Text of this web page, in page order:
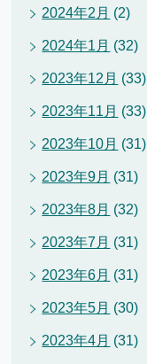
2024年2月 (2)
2024年1月 (32)
2023年12月 (33)
2023年11月 (33)
2023年10月 (31)
2023年9月 (31)
2023年8月 (32)
2023年7月 (31)
2023年6月 (31)
2023年5月 (30)
2023年4月 (31)